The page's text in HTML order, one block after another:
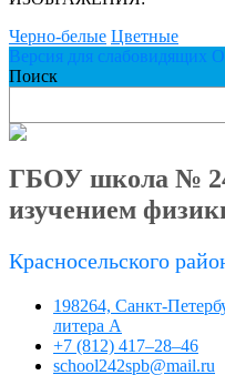
Черно-белые Цветные
Версия для слабовидящих
Поиск
ГБОУ школа №
изучением
Красносельского
198264, Санкт-
литера А
+7 (812) 417–28–46
school242spb@mail.ru